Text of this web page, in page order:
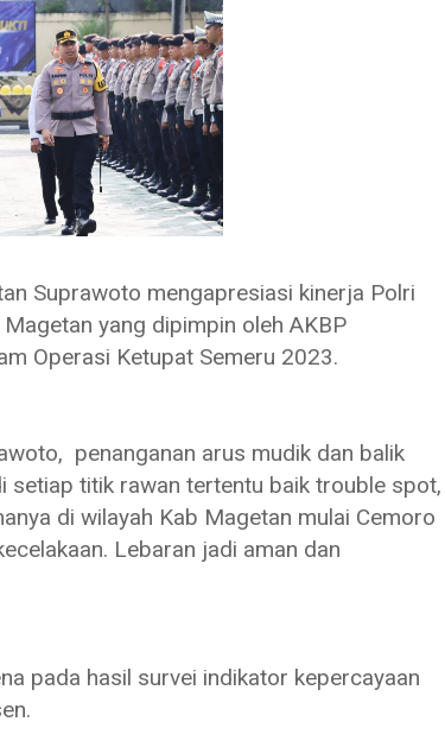
Suprawoto mengapresiasi kinerja Polri
yang dipimpin oleh AKBP
Operasi Ketupat Semeru 2023.
penanganan arus mudik dan balik
setiap titik rawan tertentu baik trouble spot,
di wilayah Kab Magetan mulai Cemoro
Lebaran jadi aman dan
pada hasil survei indikator kepercayaan